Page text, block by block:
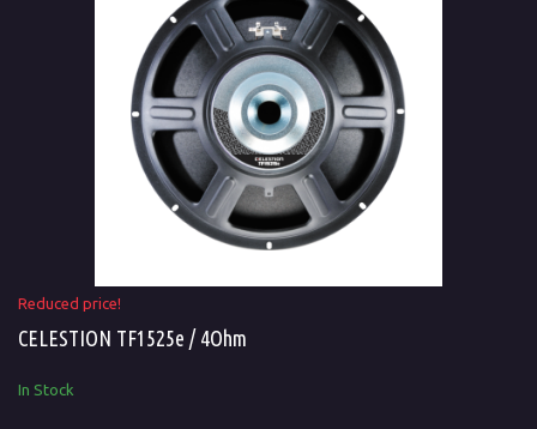
Reduced price!
CELESTION TF1525e / 4Ohm
In Stock